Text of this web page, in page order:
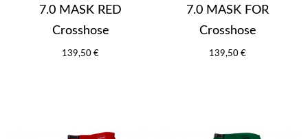
7.0 MASK RED
Crosshose
139,50 €
7.0 MASK FOR
Crosshose
139,50 €